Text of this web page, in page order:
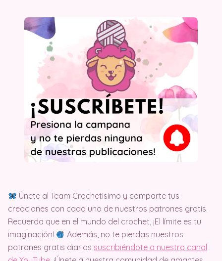
Únete al Team Crochetisimo y comparte tus
creaciones con cada uno de nuestros patrones gratis.
Recuerda que en el mundo del crochet, ¡El límite es tu
imaginación!
Además, no te pierdas nuestros
patrones gratis diarios suscribiéndote a nuestro canal